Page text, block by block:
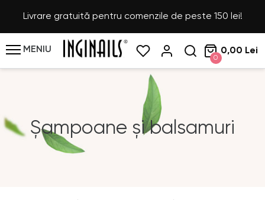
Livrare gratuită pentru comenzile de peste 150 lei!
MENIU
0
0,00 Lei
Șampoane și balsamuri